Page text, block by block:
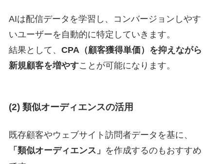
AIは配信データを学習し、コンバージョンしやす
いユーザーを自動的に特定していきます。
結果として、 CPA（顧客獲得単価）を抑えながら
新規顧客を増やすことが可能になります。
(2) 類似オーディエンスの活用
既存顧客やウェブサイト訪問者データを基に、
「類似オーディエンス」 を作成するのもおすすめ